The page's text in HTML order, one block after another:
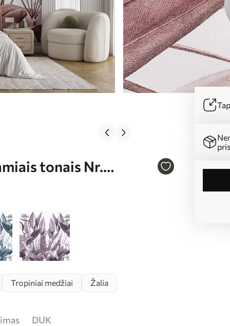
tonais Nr.
Tropiniai medžiai Žalia
DUK